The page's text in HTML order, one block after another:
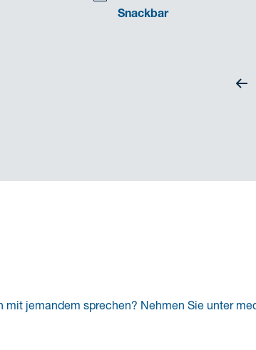
Snackbar
mit jemandem sprechen? Nehmen Sie unter